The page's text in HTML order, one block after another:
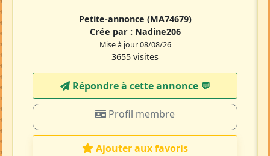
Petite-annonce (MA74679)
Crée par : Nadine206
Mise à jour 08/08/26
3655 visites
Répondre à cette annonce 💬​
Profil membre
Ajouter aux favoris